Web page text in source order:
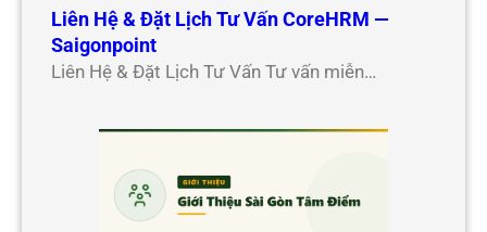
Liên Hệ & Đặt Lịch Tư Vấn CoreHRM —
Saigonpoint
Liên Hệ & Đặt Lịch Tư Vấn Tư vấn miễn…